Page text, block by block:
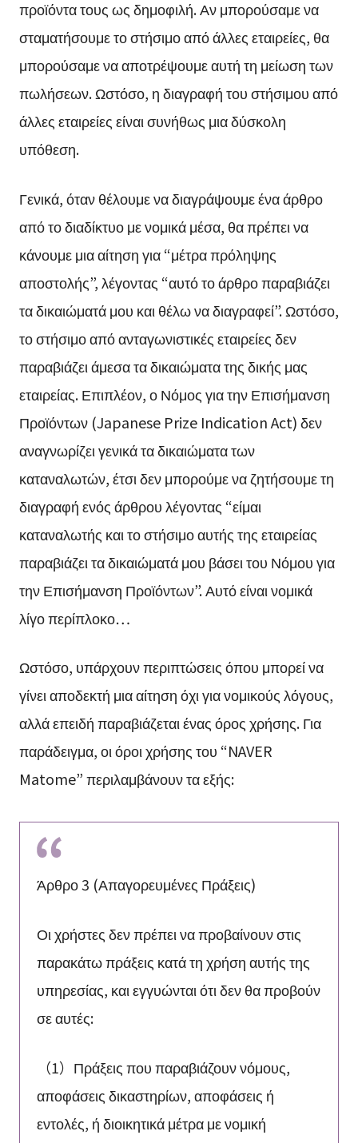
προϊόντα τους ως δημοφιλή. Αν μπορούσαμε να
σταματήσουμε το στήσιμο από άλλες εταιρείες, θα
μπορούσαμε να αποτρέψουμε αυτή τη μείωση των
πωλήσεων. Ωστόσο, η διαγραφή του στήσιμου από
άλλες εταιρείες είναι συνήθως μια δύσκολη
υπόθεση.
Γενικά, όταν θέλουμε να διαγράψουμε ένα άρθρο
από το διαδίκτυο με νομικά μέσα, θα πρέπει να
κάνουμε μια αίτηση για “μέτρα πρόληψης
αποστολής”, λέγοντας “αυτό το άρθρο παραβιάζει
τα δικαιώματά μου και θέλω να διαγραφεί”. Ωστόσο,
το στήσιμο από ανταγωνιστικές εταιρείες δεν
παραβιάζει άμεσα τα δικαιώματα της δικής μας
εταιρείας. Επιπλέον, ο Νόμος για την Επισήμανση
Προϊόντων (Japanese Prize Indication Act) δεν
αναγνωρίζει γενικά τα δικαιώματα των
καταναλωτών, έτσι δεν μπορούμε να ζητήσουμε τη
διαγραφή ενός άρθρου λέγοντας “είμαι
καταναλωτής και το στήσιμο αυτής της εταιρείας
παραβιάζει τα δικαιώματά μου βάσει του Νόμου για
την Επισήμανση Προϊόντων”. Αυτό είναι νομικά
λίγο περίπλοκο…
Ωστόσο, υπάρχουν περιπτώσεις όπου μπορεί να
γίνει αποδεκτή μια αίτηση όχι για νομικούς λόγους,
αλλά επειδή παραβιάζεται ένας όρος χρήσης. Για
παράδειγμα, οι όροι χρήσης του “NAVER
Matome” περιλαμβάνουν τα εξής:
Άρθρο 3 (Απαγορευμένες Πράξεις)
Οι χρήστες δεν πρέπει να προβαίνουν στις
παρακάτω πράξεις κατά τη χρήση αυτής της
υπηρεσίας, και εγγυώνται ότι δεν θα προβούν
σε αυτές:
（1）Πράξεις που παραβιάζουν νόμους,
αποφάσεις δικαστηρίων, αποφάσεις ή
εντολές, ή διοικητικά μέτρα με νομική